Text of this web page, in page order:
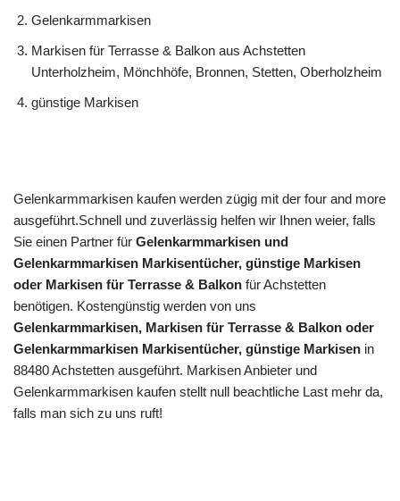
Gelenkarmmarkisen
Markisen für Terrasse & Balkon aus Achstetten
Unterholzheim, Mönchhöfe, Bronnen, Stetten, Oberholzheim
günstige Markisen
Gelenkarmmarkisen kaufen werden zügig mit der four and more
ausgeführt.Schnell und zuverlässig helfen wir Ihnen weier, falls
Sie einen Partner für Gelenkarmmarkisen und
Gelenkarmmarkisen Markisentücher, günstige Markisen
oder Markisen für Terrasse & Balkon für Achstetten
benötigen. Kostengünstig werden von uns
Gelenkarmmarkisen, Markisen für Terrasse & Balkon oder
Gelenkarmmarkisen Markisentücher, günstige Markisen in
88480 Achstetten ausgeführt. Markisen Anbieter und
Gelenkarmmarkisen kaufen stellt null beachtliche Last mehr da,
falls man sich zu uns ruft!